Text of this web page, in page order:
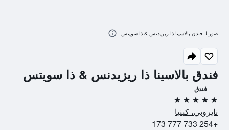
فندق بالاسينا ذا ريزيدنس & ذا سويتس
فندق
5 نجوم
نايروبي، كينيا
+254 733 777 173
صور لـ فندق بالاسينا ذا ريزيدنس & ذا سويتس